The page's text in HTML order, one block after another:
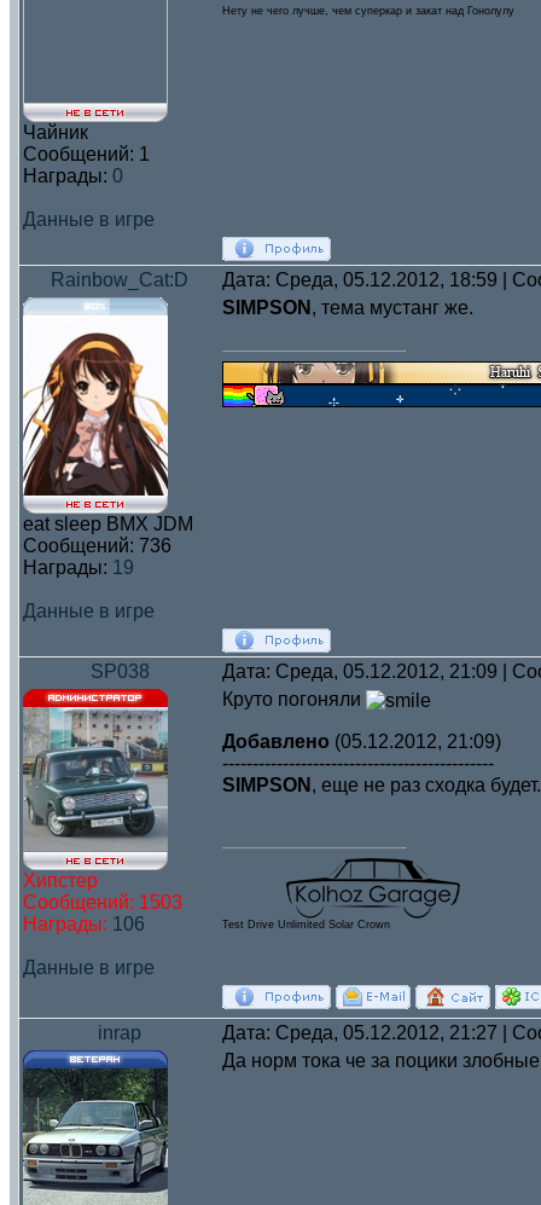
Чайник
Сообщений: 1
Награды: 0
Данные в игре
Нету не чего лучше, чем суперкар и закат над Гонолулу
Rainbow_Cat:D Дата: Среда, 05.12.2012, 18:59 |
eat sleep BMX JDM
Сообщений: 736
Награды: 19
Данные в игре
SIMPSON , тема мустанг же.
SP038 Дата: Среда, 05.12.2012, 21:09 |
Хипстер
Сообщений: 1503
Награды: 106
Данные в игре
Круто погоняли
Добавлено (05.12.2012, 21:09)
---------------------------------------------
SIMPSON , еще не раз сходка
Test Drive Unlimited Solar Crown
inrap Дата: Среда, 05.12.2012, 21:27 |
Да норм тока че за поцики